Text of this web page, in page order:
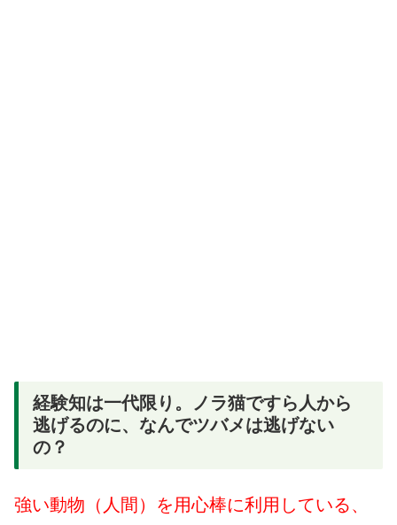
経験知は一代限り。ノラ猫ですら人から
逃げるのに、なんでツバメは逃げない
の？
強い動物（人間）を用心棒に利用している、